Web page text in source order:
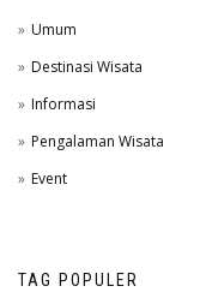
Umum
Destinasi Wisata
Informasi
Pengalaman Wisata
Event
TAG POPULER